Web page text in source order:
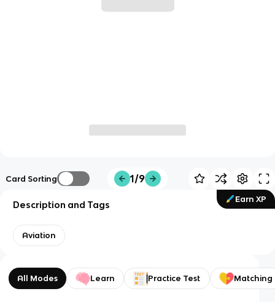
Card Sorting 1/9
Earn XP
Description and Tags
Aviation
All Modes Learn Practice Test Matching